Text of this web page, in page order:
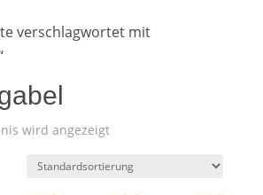
verschlagwortet mit
wird angezeigt